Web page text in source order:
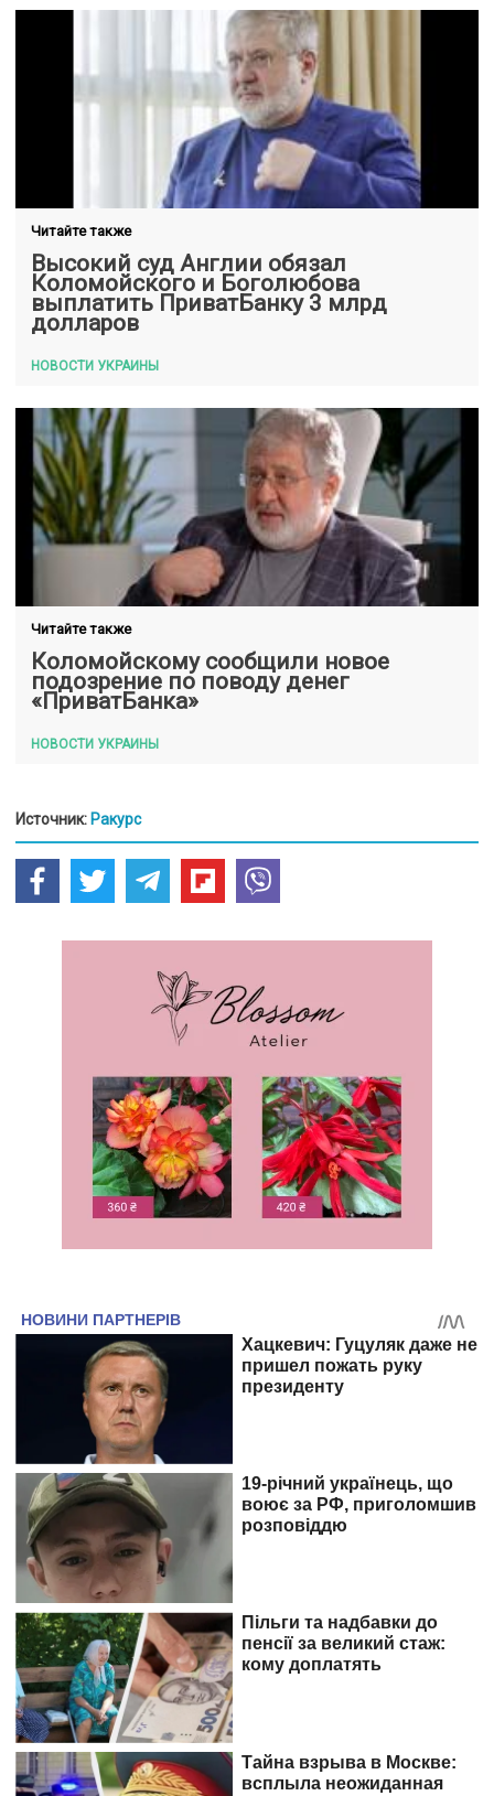
Читайте также
Высокий суд Англии обязал
Коломойского и Боголюбова
выплатить ПриватБанку 3 млрд
долларов
НОВОСТИ УКРАИНЫ
Читайте также
Коломойскому сообщили новое
подозрение по поводу денег
«ПриватБанка»
НОВОСТИ УКРАИНЫ
Источник: Ракурс